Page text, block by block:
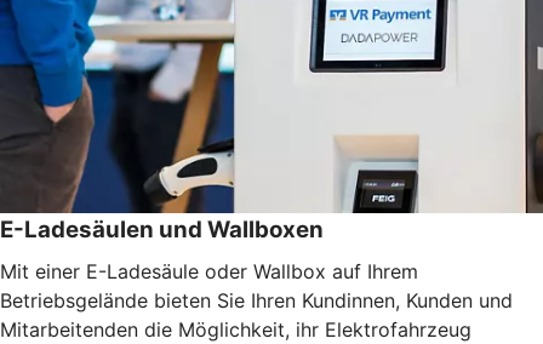
E-Ladesäulen und Wallboxen
Mit einer E-Ladesäule oder Wallbox auf Ihrem
Betriebsgelände bieten Sie Ihren Kundinnen, Kunden und
Mitarbeitenden die Möglichkeit, ihr Elektrofahrzeug